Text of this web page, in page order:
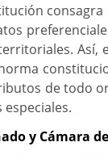
Así,
de todo
y Cámara